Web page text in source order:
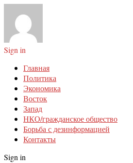
Sign in
Главная
Политика
Экономика
Восток
Запад
НКО/гражданское общество
Борьба с дезинформацией
Контакты
Sign in